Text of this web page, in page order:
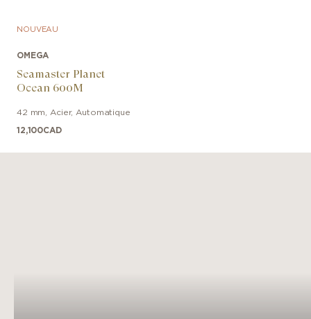
NOUVEAU
OMEGA
Seamaster Planet
Ocean 600M
42 mm Acier, Automatique
12,100CAD